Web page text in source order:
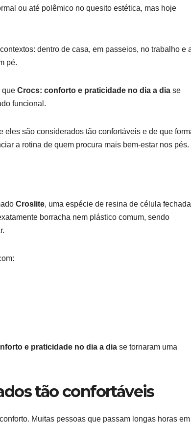
ou até polêmico no quesito estética, mas hoje
dentro de casa, em passeios, no trabalho e
pé.
que Crocs: conforto e praticidade no dia a dia se
funcional.
eles são considerados tão confortáveis e de que
a rotina de quem procura mais bem-estar nos pés.
Croslite, uma espécie de resina de célula
borracha nem plástico comum, sendo
e praticidade no dia a dia se tornaram uma
tão confortáveis
Muitas pessoas que passam longas horas